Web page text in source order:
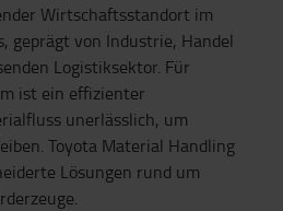
Wirtschaftsstandort im
geprägt von Industrie, Handel
Logistiksektor. Für
ist ein effizienter
unerlässlich, um
Toyota Material Handling
Lösungen rund um